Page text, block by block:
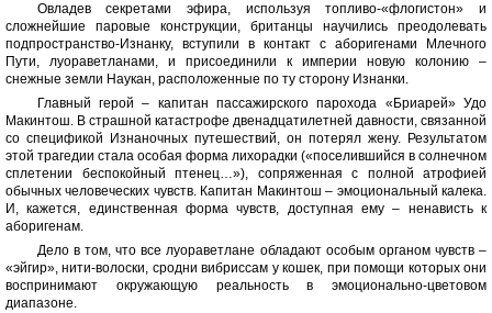
Овладев секретами эфира, используя топливо-«флогистон» и
сложнейшие паровые конструкции, британцы научились преодолевать
подпространство-Изнанку, вступили в контакт с аборигенами Млечного
Пути, луораветланами, и присоединили к империи новую колонию –
снежные земли Наукан, расположенные по ту сторону Изнанки.
Главный герой – капитан пассажирского парохода «Бриарей» Удо
Макинтош. В страшной катастрофе двенадцатилетней давности, связанной
со спецификой Изнаночных путешествий, он потерял жену. Результатом
этой трагедии стала особая форма лихорадки («поселившийся в солнечном
сплетении беспокойный птенец…»), сопряженная с полной атрофией
обычных человеческих чувств. Капитан Макинтош – эмоциональный калека.
И, кажется, единственная форма чувств, доступная ему – ненависть к
аборигенам.
Дело в том, что все луораветлане обладают особым органом чувств –
«эйгир», нити-волоски, сродни вибриссам у кошек, при помощи которых они
воспринимают окружающую реальность в эмоционально-цветовом
диапазоне.